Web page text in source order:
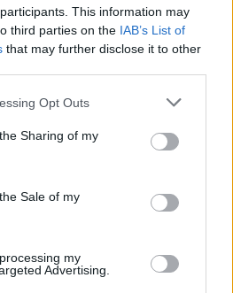
This information may
third parties on the IAB’s List of
that may further disclose it to other
app uses one or more Google
usage behaviour. You may click to
and its third-party tags to
purposes in below Google
Opt Outs
Sharing of my
Sale of my
my
Advertising.
álombogyó és
növények színes világa